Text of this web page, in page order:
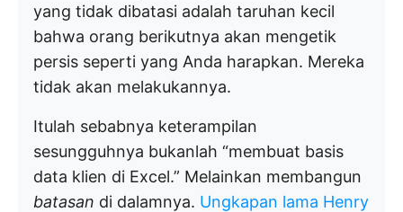
yang tidak dibatasi adalah taruhan kecil
bahwa orang berikutnya akan mengetik
persis seperti yang Anda harapkan. Mereka
tidak akan melakukannya.
Itulah sebabnya keterampilan
sesungguhnya bukanlah “membuat basis
data klien di Excel.” Melainkan membangun
batasan di dalamnya. Ungkapan lama Henry